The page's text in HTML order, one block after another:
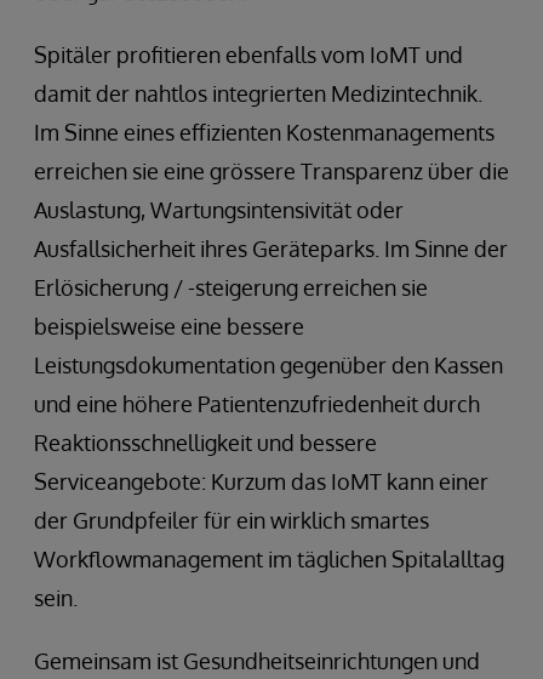
Spitäler profitieren ebenfalls vom IoMT und
damit der nahtlos integrierten Medizintechnik.
Im Sinne eines effizienten Kostenmanagements
erreichen sie eine grössere Transparenz über die
Auslastung, Wartungsintensivität oder
Ausfallsicherheit ihres Geräteparks. Im Sinne der
Erlösicherung / -steigerung erreichen sie
beispielsweise eine bessere
Leistungsdokumentation gegenüber den Kassen
und eine höhere Patientenzufriedenheit durch
Reaktionsschnelligkeit und bessere
Serviceangebote: Kurzum das IoMT kann einer
der Grundpfeiler für ein wirklich smartes
Workflowmanagement im täglichen Spitalalltag
sein.
Gemeinsam ist Gesundheitseinrichtungen und